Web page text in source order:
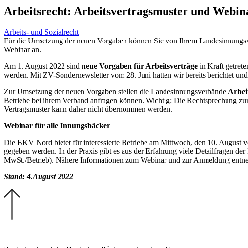
Arbeitsrecht: Arbeitsvertragsmuster und
Arbeits- und Sozialrecht
Für die Umsetzung der neuen Vorgaben können Sie von Ihrem
Webinar an.
Am 1. August 2022 sind neue Vorgaben für Arbeitsverträge in Kraft
werden. Mit ZV-Sondernewsletter vom 28. Juni hatten wir bereits berichtet
Zur Umsetzung der neuen Vorgaben stellen die Landesinnungsverbände
Betriebe bei ihrem Verband anfragen können. Wichtig: Die Rechtsprechung
Vertragsmuster kann daher nicht übernommen werden.
Webinar für alle Innungsbäcker
Die BKV Nord bietet für interessierte Betriebe am Mittwoch, den 10. August
gegeben werden. In der Praxis gibt es aus der Erfahrung viele Detailfragen
MwSt./Betrieb). Nähere Informationen zum Webinar und zur Anmeldung
Stand: 4.August 2022